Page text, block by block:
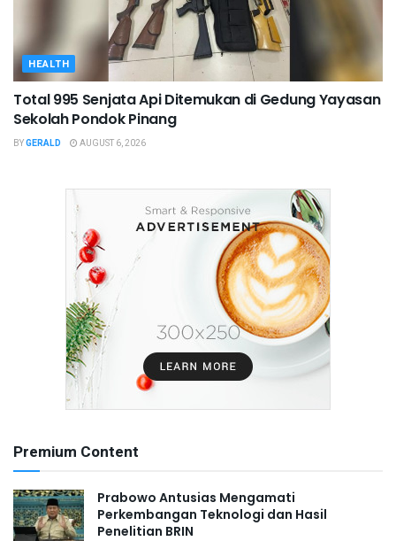
HEALTH
Total 995 Senjata Api Ditemukan di Gedung Yayasan
Sekolah Pondok Pinang
BYGERALD AUGUST 6, 2026
Premium Content
Prabowo Antusias Mengamati
Perkembangan Teknologi dan Hasil
Penelitian BRIN